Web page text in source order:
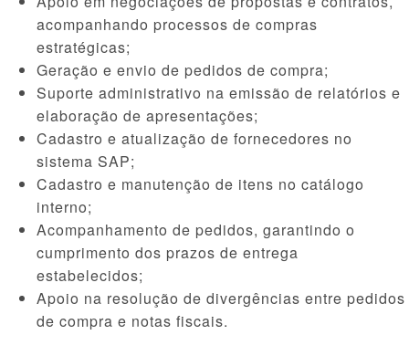
acompanhando processos de compras
estratégicas;
Geração e envio de pedidos de compra;
Suporte administrativo na emissão de relatórios e
elaboração de apresentações;
Cadastro e atualização de fornecedores no
sistema SAP;
Cadastro e manutenção de itens no catálogo
interno;
Acompanhamento de pedidos, garantindo o
cumprimento dos prazos de entrega
estabelecidos;
Apoio na resolução de divergências entre pedidos
de compra e notas fiscais.